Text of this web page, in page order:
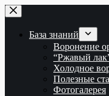
Перейти
к
База знаний
Воронение
“Ржавый
Холодное
Полезные
Фотогалерея